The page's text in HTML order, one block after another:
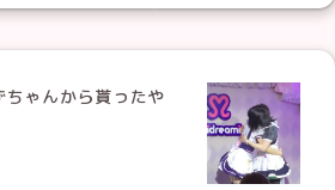
ゃんから貰ったや